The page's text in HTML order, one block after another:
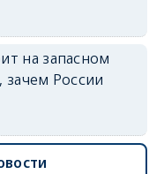
на запасном
России